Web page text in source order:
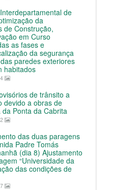
de
da
de Construção,
em Curso
as fases e
da segurança
paredes exteriores
habitados
de trânsito a
devido a obras de
Ponta da Cabrita
das duas paragens
Padre Tomás
(dia 8) Ajustamento
“Universidade da
das condições de